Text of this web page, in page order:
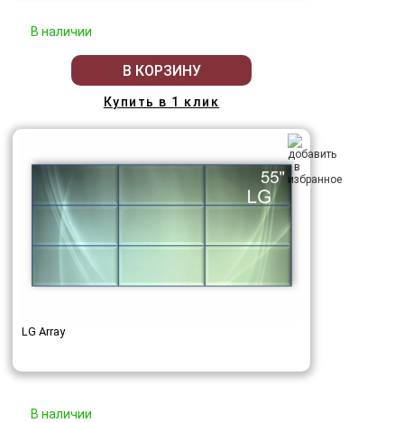
В наличии
В КОРЗИНУ
Купить в 1 клик
LG Array
В наличии